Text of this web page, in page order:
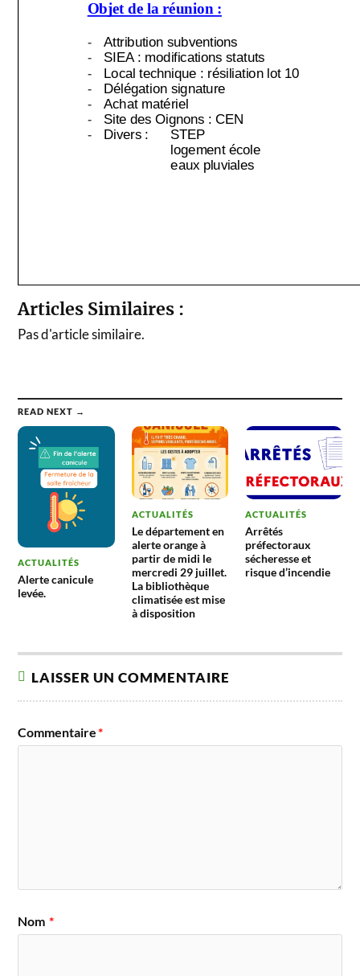
Articles Similaires :
Pas d'article similaire.
READ NEXT →
ACTUALITÉS
Alerte canicule
levée.
ACTUALITÉS
Le département en
alerte orange à
partir de midi le
mercredi 29 juillet.
La bibliothèque
climatisée est mise
à disposition
ACTUALITÉS
Arrêtés
préfectoraux
sécheresse et
risque d’incendie
LAISSER UN COMMENTAIRE
Commentaire*
Nom *